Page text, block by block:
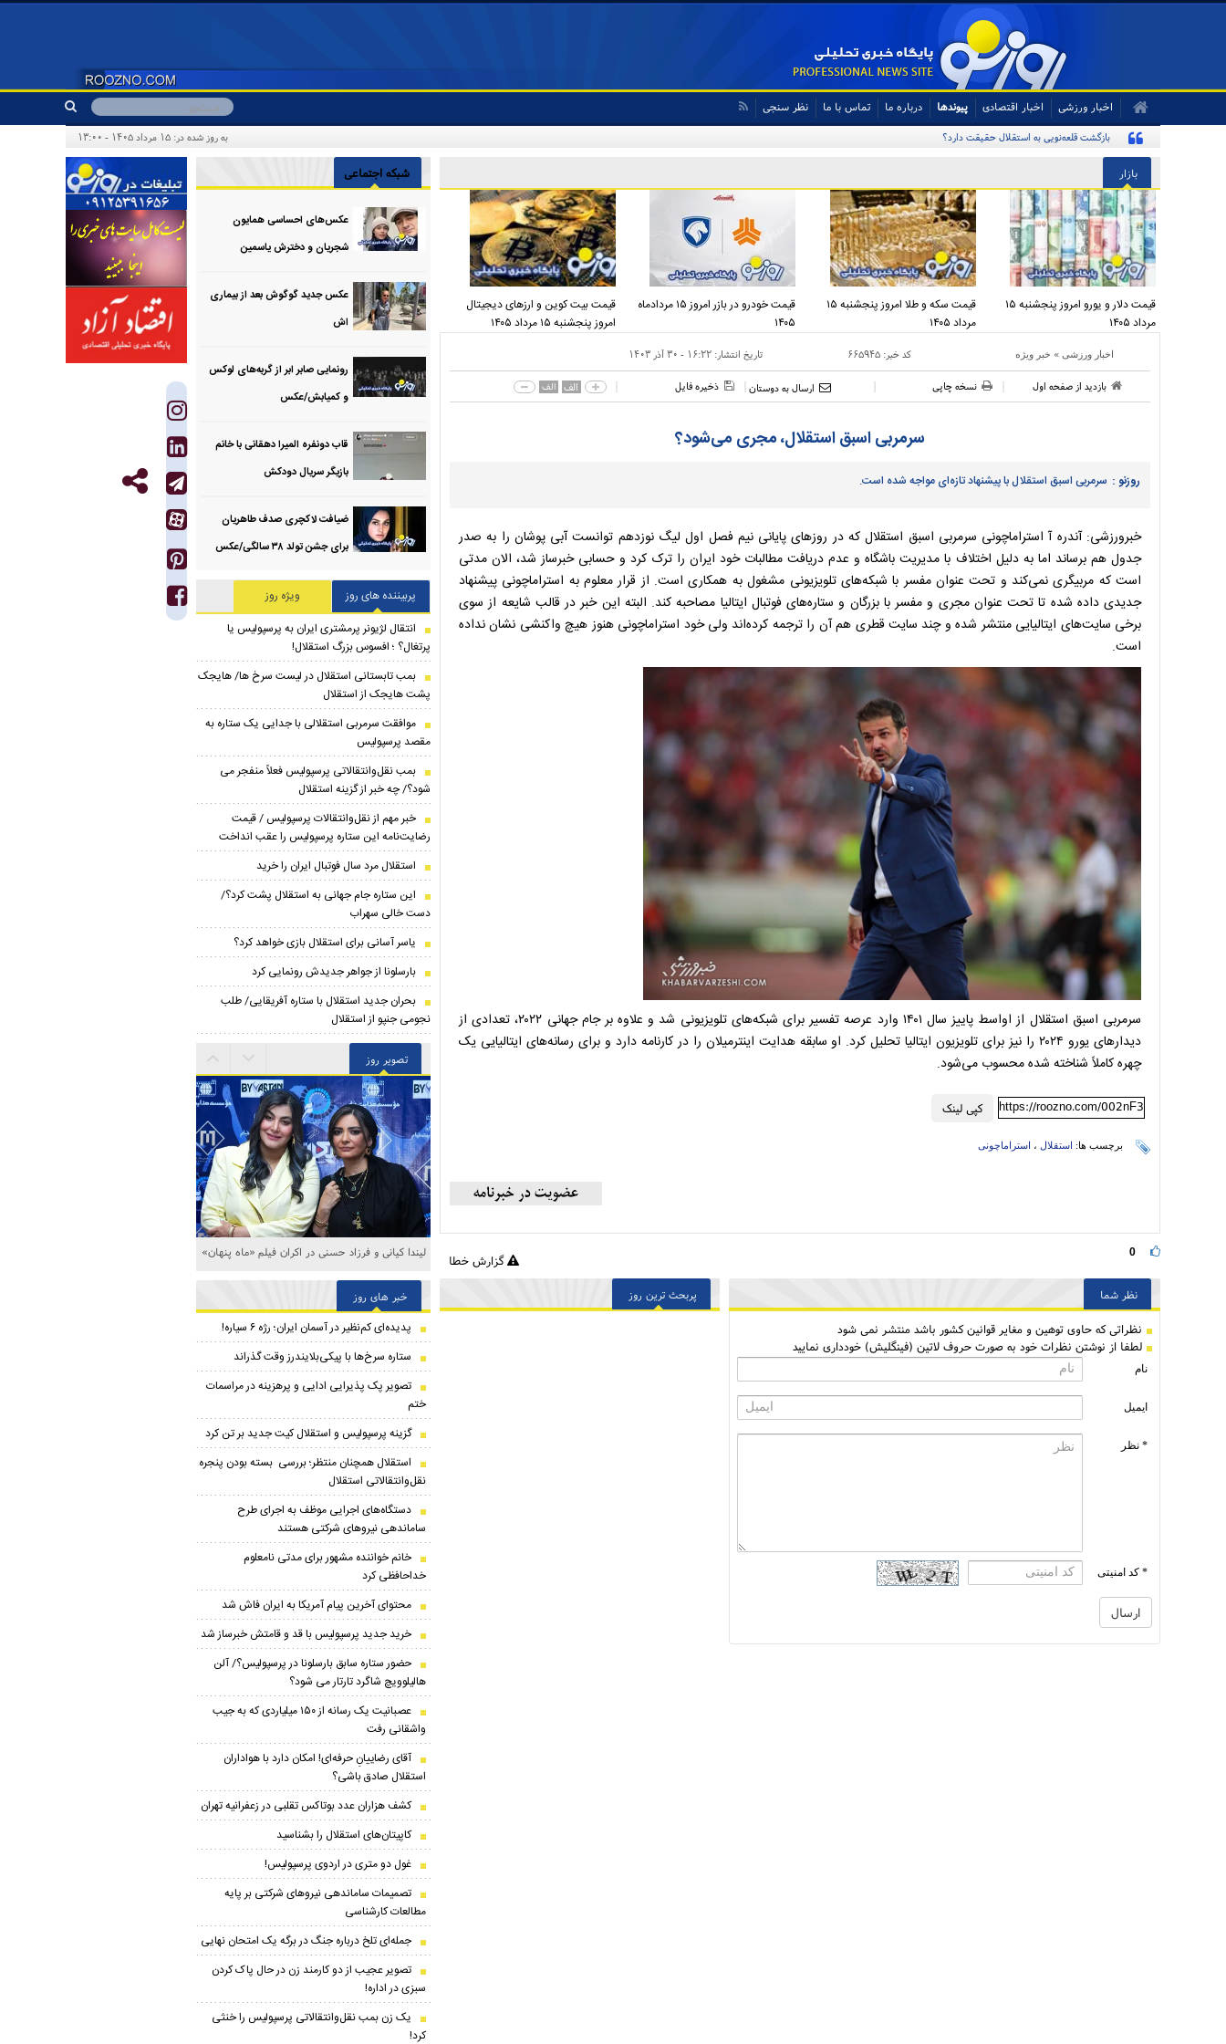
اخبار ورزشی اخبار اقتصادی پیوندها درباره ما تماس با ما نظر سنجی
بازگشت قلعه‌نویی به استقلال حقیقت دارد؟ به روز شده در: ۱۵ مرداد ۱۴۰۵ - ۱۳:۰۰
بازار
قیمت دلار و یورو امروز پنجشنبه ۱۵
مرداد ۱۴۰۵
قیمت سکه و طلا امروز پنجشنبه ۱۵
مرداد ۱۴۰۵
قیمت خودرو در بازر امروز ۱۵ مردادماه
۱۴۰۵
قیمت بیت کوین و ارز‌های دیجیتال
امروز پنجشنبه ۱۵ مرداد ۱۴۰۵
اخبار ورزشی » خبر ویژه کد خبر:۶۶۵۹۴۵ تاریخ انتشار:۱۶:۲۲ - ۳۰ آذر ۱۴۰۳
بازدید از صفحه اول نسخه چاپی ارسال به دوستان ذخیره فایل الف الف
سرمربی اسبق استقلال، مجری می‌شود؟
روزنو : سرمربی اسبق استقلال با پیشنهاد تازه‌ای مواجه شده است.
خبرورزشی: آندره آ استراماچونی سرمربی اسبق استقلال که در روزهای پایانی نیم فصل اول لیگ نوزدهم توانست آبی پوشان را به صدر
جدول هم برساند اما به دلیل اختلاف با مدیریت باشگاه و عدم دریافت مطالبات خود ایران را ترک کرد و حسابی خبرساز شد، الان مدتی
است که مربیگری نمی‌کند و تحت عنوان مفسر با شبکه‌های تلویزیونی مشغول به همکاری است. از قرار معلوم به استراماچونی پیشنهاد
جدیدی داده شده تا تحت عنوان مجری و مفسر با بزرگان و ستاره‌های فوتبال ایتالیا مصاحبه کند. البته این خبر در قالب شایعه از سوی
برخی سایت‌های ایتالیایی منتشر شده و چند سایت قطری هم آن را ترجمه کرده‌اند ولی خود استراماچونی هنوز هیچ واکنشی نشان نداده
است.
سرمربی اسبق استقلال از اواسط پاییز سال ۱۴۰۱ وارد عرصه تفسیر برای شبکه‌های تلویزیونی شد و علاوه بر جام جهانی ۲۰۲۲، تعدادی از
دیدارهای یورو ۲۰۲۴ را نیز برای تلویزیون ایتالیا تحلیل کرد. او سابقه هدایت اینترمیلان را در کارنامه دارد و برای رسانه‌های ایتالیایی یک
چهره کاملاً شناخته شده محسوب می‌شود.
کپی لینک https://roozno.com/002nF3
برچسب ها: استقلال ، استراماچونی
0 گزارش خطا
نظر شما
نظراتی كه حاوی توهین و مغایر قوانین کشور باشد منتشر نمی شود
لطفا از نوشتن نظرات خود به صورت حروف لاتین (فینگلیش) خودداری نمایید
نام
ایمیل
* نظر
* کد امنیتی
پربحث ترین روز
شبکه اجتماعی
عکس‌های احساسی همایون
شجریان و دخترش یاسمین
عکس جدید گوگوش بعد از بیماری
اش
رونمایی صابر ابر از گربه‌های لوکس
و کمیابش/عکس
قاب دونفره المیرا دهقانی با خانم
بازیگر سریال دودکش
ضیافت لاکچری صدف طاهریان
برای جشن تولد ۳۸ سالگی‌/عکس
پربیننده های روز
ویژه روز
انتقال لژیونر پرمشتری ایران به پرسپولیس یا
پرتغال؟ ؛ افسوس بزرگ استقلال!
بمب تابستانی استقلال در لیست سرخ ها/ هایجک
پشت هایجک از استقلال
موافقت سرمربی استقلالی با جدایی یک ستاره به
مقصد پرسپولیس
بمب نقل‌وانتقالاتی پرسپولیس فعلاً منفجر می
شود؟/ چه خبر از گزینه استقلال
خبر مهم از نقل‌وانتقالات پرسپولیس / قیمت
رضایت‌نامه این ستاره پرسپولیس را عقب انداخت
استقلال مرد سال فوتبال ایران را خرید
این ستاره جام جهانی به استقلال پشت کرد؟/
دست خالی سهراب
یاسر آسانی برای استقلال بازی خواهد کرد؟
بارسلونا از جواهر جدیدش رونمایی کرد
بحران جدید استقلال با ستاره آفریقایی/ طلب
نجومی جنپو از استقلال
تصویر روز
لیندا کیانی و فرزاد حسنی در اکران فیلم «ماه پنهان»
خبر های روز
پدیده‌ای کم‌نظیر در آسمان ایران؛ رژه ۶ سیاره!
ستاره سرخ‌ها با پیکی‌بلایندرز وقت گذراند
تصویر پک پذیرایی ادایی و پرهزینه در مراسمات
ختم
گزینه پرسپولیس و استقلال کیت جدید بر تن کرد
استقلال همچنان منتظر؛ بررسی بسته بودن پنجره
نقل‌وانتقالاتی استقلال
دستگاه‌های اجرایی موظف به اجرای طرح
ساماندهی نیروهای شرکتی هستند
خانم خواننده مشهور برای مدتی نامعلوم
خداحافظی کرد
محتوای آخرین پیام آمریکا به ایران فاش شد
خرید جدید پرسپولیس با قد و قامتش خبرساز شد
حضور ستاره سابق بارسلونا در پرسپولیس؟/ آلن
هالیلوویچ شاگرد تارتار می شود؟
عصبانیت یک رسانه از ۱۵۰ میلیاردی که به جیب
واشقانی رفت
آقای رضاییانِ حرفه‌ای! امکان دارد با هواداران
استقلال صادق باشی؟
کشف هزاران عدد بوتاکس تقلبی در زعفرانیه تهران
کاپیتان‌های استقلال را بشناسید
غول دو متری در اردوی پرسپولیس!
تصمیمات ساماندهی نیروهای شرکتی بر پایه
مطالعات کارشناسی
جمله‌ای تلخ درباره جنگ در برگه یک امتحان نهایی
تصویر عجیب از دو کارمند زن در حال پاک کردن
سبزی در اداره!
یک زن بمب نقل‌وانتقالاتی پرسپولیس را خنثی
کرد!